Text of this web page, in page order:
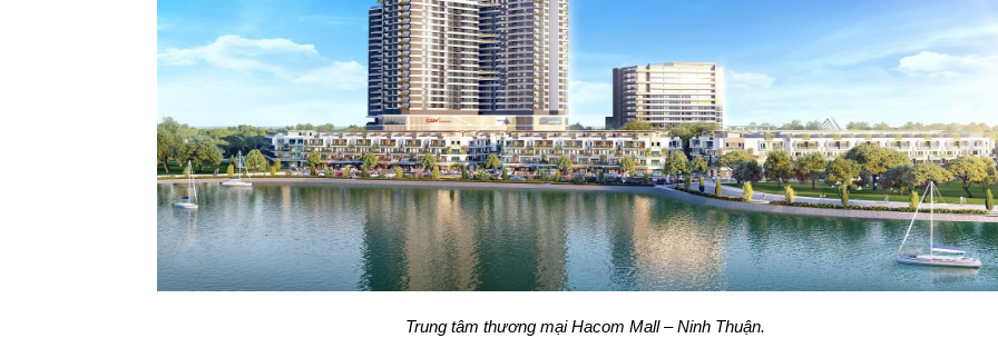
Trung tâm thương mại Hacom Mall – Ninh Thuận.